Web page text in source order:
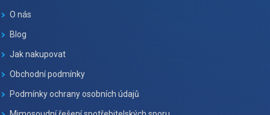
O nás
Blog
Jak nakupovat
Obchodní podmínky
Podmínky ochrany osobních údajů